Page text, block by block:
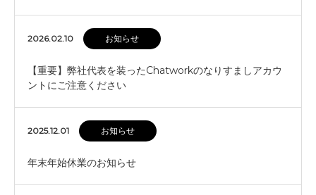
2026.02.10 お知らせ
【重要】弊社代表を装ったChatworkのなりすましアカウ
ントにご注意ください
2025.12.01 お知らせ
年末年始休業のお知らせ